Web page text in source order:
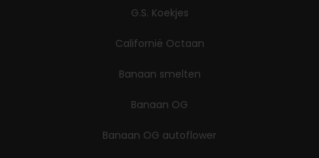
G.S. Koekjes
Californië Octaan
Banaan smelten
Banaan OG
Banaan OG autoflower